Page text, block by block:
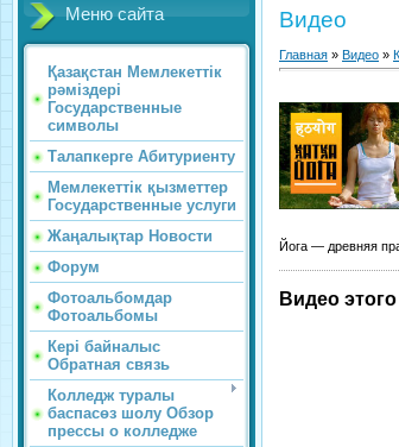
Меню сайта
Қазақстан Мемлекеттік
рәміздері
Государственные
символы
Талапкерге Абитуриенту
Мемлекеттік қызметтер
Государственные услуги
Жаңалықтар Новости
Форум
Фотоальбомдар
Фотоальбомы
Кері байналыс
Обратная связь
Колледж туралы
баспасөз шолу Обзор
прессы о колледже
Видео
Главная » Видео »
Йога — древняя
Видео